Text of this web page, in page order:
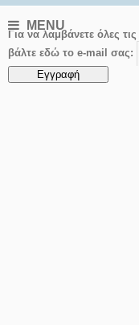
MENU
Για να λαμβάνετε όλες
βάλτε εδώ το e-mail σας: